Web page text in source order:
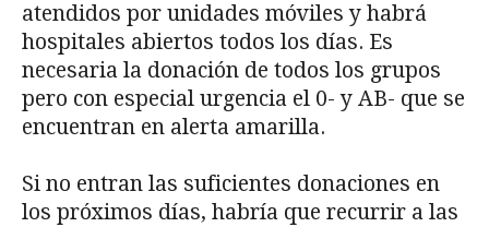
atendidos por unidades móviles y habrá
hospitales abiertos todos los días. Es
necesaria la donación de todos los grupos
pero con especial urgencia el 0- y AB- que se
encuentran en alerta amarilla.
Si no entran las suficientes donaciones en
los próximos días, habría que recurrir a las